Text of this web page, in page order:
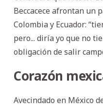
Beccacece afrontan un
Colombia y Ecuador:
pero... diría yo que no
obligación de salir
Corazón
Avecindado en México